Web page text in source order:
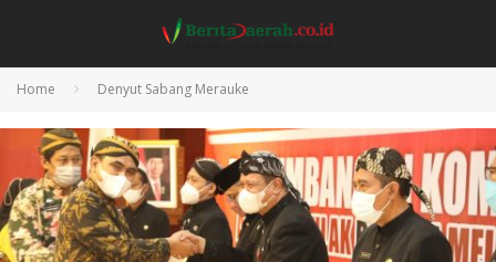
Home Denyut Sabang Merauke